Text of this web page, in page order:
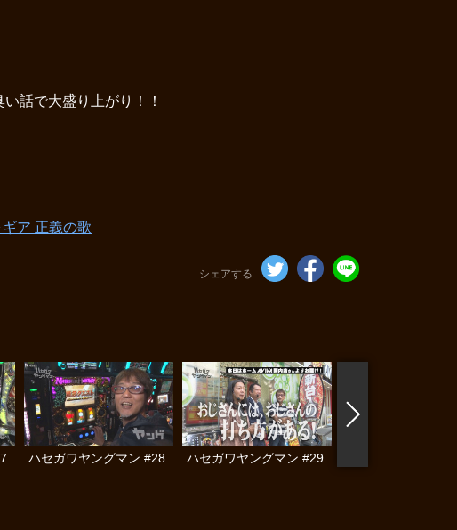
話で大盛り上がり！！
ア 正義の歌
シェアする
ハセガワヤングマン #28 ハセガワヤングマン #29